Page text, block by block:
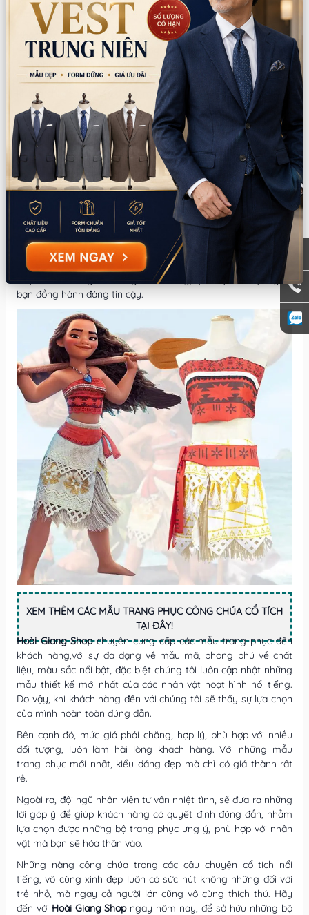
tượng khách hàng.
Khách hàng đến với Hoài Giang Shop sẽ hoàn toàn yên tâm
về chất lượng của các bộ trang phục. Bởi vì chúng tôi có đội
ngũ nhân viên có tay nghề, có kinh nghiệm, nên sẽ gia công
một cách tỉ mĩ, kỹ lưỡng, để cho ra đời những bộ trang phục
không chỉ đẹp về kiểu dáng, mà còn rất tinh tế.
Nên thuê trang phục công chúa cổ
tích ở Hoài Giang Shop?
Hiện nay trên thị trường có rất nhiều
địa chỉ cho thuê trang
phục hoạt hình cổ tíchđáp ứng nhu cầu của khách hàng. Tuy
nhiên không phải địa chỉ nào cũng làm khách hàng hài lòng,
bởi rất nhiều địa chỉ cho thuê trang phục kém chất lượng,
không chịu đầu tư, nên trang phục nghèo nàn, và lỗi mốt.
Luôn bắt kịp với xu hướng, cũng như nắm bắt được nhu cầu,
sở thích của khách hàng, do vậy Hoài Giang Shop đã luôn
được khách hàng tin tưởng và hài lòng, lựa chọn là một người
bạn đồng hành đáng tin cậy.
XEM THÊM CÁC MẪU TRANG PHỤC CÔNG CHÚA CỔ TÍCH
TẠI ĐÂY!
Hoài Giang Shopchuyên cung cấp các mẫu trang phục đến
khách hàng,với sự đa dạng về mẫu mã, phong phú về chất
liệu, màu sắc nổi bật, đặc biệt chúng tôi luôn cập nhật những
mẫu thiết kế mới nhất của các nhân vật hoạt hình nổi tiếng.
Do vậy, khi khách hàng đến với chúng tôi sẽ thấy sự lựa chọn
của mình hoàn toàn đúng đắn.
Bên cạnh đó, mức giá phải chăng, hợp lý, phù hợp với nhiều
đối tượng, luôn làm hài lòng khach hàng. Với những mẫu
trang phục mới nhất, kiểu dáng đẹp mà chỉ có giá thành rất
rẻ.
Ngoài ra, đội ngũ nhân viên tư vấn nhiệt tình, sẽ đưa ra những
lời góp ý để giúp khách hàng có quyết định đúng đắn, nhằm
lựa chọn được những bộ trang phục ưng ý, phù hợp với nhân
vật mà bạn sẽ hóa thân vào.
Những nàng công chúa trong các câu chuyện cổ tích nổi
tiếng, vô cùng xinh đẹp luôn có sức hút không những đối với
trẻ nhỏ, mà ngay cả người lớn cũng vô cùng thích thú. Hãy
đến với Hoài Giang Shopngay hôm nay, để sở hữu những bộ